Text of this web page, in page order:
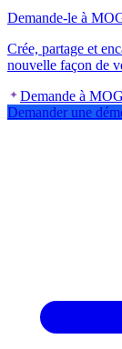
Demande-le à
Crée, partage et
nouvelle façon de
Demande à
Demander une